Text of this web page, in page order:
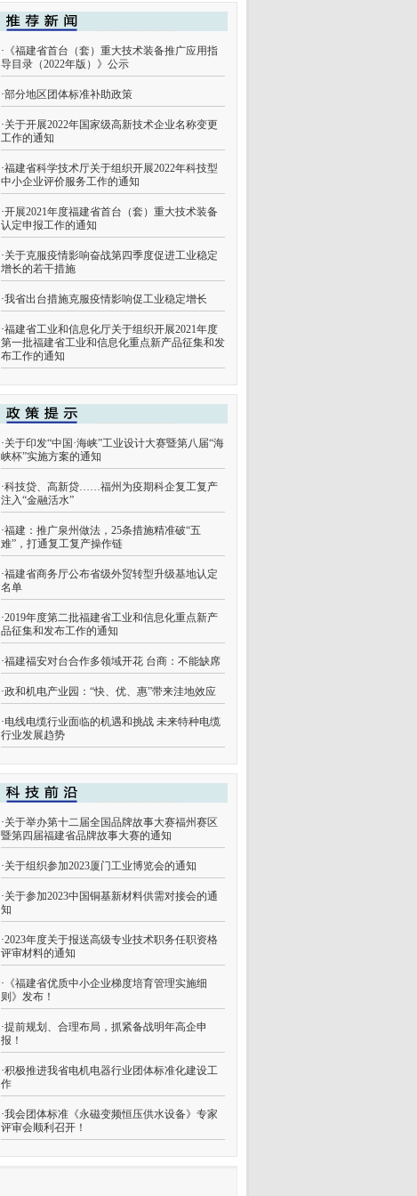
· 《福建省首台（套）重大技术装备推广应用指
导目录（2022年版）》公示
·部分地区团体标准补助政策
·关于开展2022年国家级高新技术企业名称变更
工作的通知
·福建省科学技术厅关于组织开展2022年科技型
中小企业评价服务工作的通知
·开展2021年度福建省首台（套）重大技术装备
认定申报工作的通知
·关于克服疫情影响奋战第四季度促进工业稳定
增长的若干措施
·我省出台措施克服疫情影响促工业稳定增长
·福建省工业和信息化厅关于组织开展2021年度
第一批福建省工业和信息化重点新产品征集和发
布工作的通知
·关于印发“中国·海峡”工业设计大赛暨第八届“海
峡杯”实施方案的通知
·科技贷、高新贷……福州为疫期科企复工复产
注入“金融活水”
·福建：推广泉州做法，25条措施精准破“五
难”，打通复工复产操作链
·福建省商务厅公布省级外贸转型升级基地认定
名单
·2019年度第二批福建省工业和信息化重点新产
品征集和发布工作的通知
·福建福安对台合作多领域开花 台商：不能缺席
·政和机电产业园：“快、优、惠”带来洼地效应
·电线电缆行业面临的机遇和挑战 未来特种电缆
行业发展趋势
·关于举办第十二届全国品牌故事大赛福州赛区
暨第四届福建省品牌故事大赛的通知
·关于组织参加2023厦门工业博览会的通知
·关于参加2023中国铜基新材料供需对接会的通
知
·2023年度关于报送高级专业技术职务任职资格
评审材料的通知
· 《福建省优质中小企业梯度培育管理实施细
则》发布！
·提前规划、合理布局，抓紧备战明年高企申
报！
·积极推进我省电机电器行业团体标准化建设工
作
·我会团体标准《永磁变频恒压供水设备》专家
评审会顺利召开！